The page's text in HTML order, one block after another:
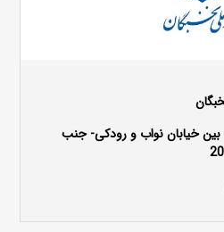
بین خیابان نواب و رودکی- جنب